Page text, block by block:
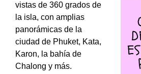
vistas de 360 grados de
la isla, con amplias
panorámicas de la
ciudad de Phuket, Kata,
Karon, la bahía de
Chalong y más.